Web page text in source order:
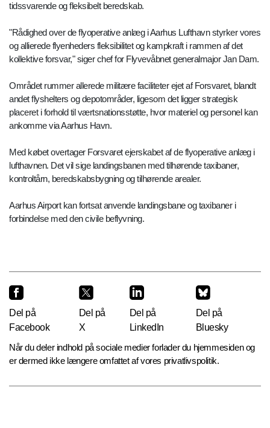
tidssvarende og fleksibelt beredskab.
"Rådighed over de flyoperative anlæg i Aarhus Lufthavn styrker vores
og allierede flyenheders fleksibilitet og kampkraft i rammen af det
kollektive forsvar," siger chef for Flyvevåbnet generalmajor Jan Dam.
Området rummer allerede militære faciliteter ejet af Forsvaret, blandt
andet flyshelters og depotområder, ligesom det ligger strategisk
placeret i forhold til værtsnationsstøtte, hvor materiel og personel kan
ankomme via Aarhus Havn.
Med købet overtager Forsvaret ejerskabet af de flyoperative anlæg i
lufthavnen. Det vil sige landingsbanen med tilhørende taxibaner,
kontroltårn, beredskabsbygning og tilhørende arealer.
Aarhus Airport kan fortsat anvende landingsbane og taxibaner i
forbindelse med den civile beflyvning.
Del på
Facebook
Del på
X
Del på
LinkedIn
Del på
Bluesky
Når du deler indhold på sociale medier forlader du hjemmesiden og
er dermed ikke længere omfattet af vores privatlivspolitik.